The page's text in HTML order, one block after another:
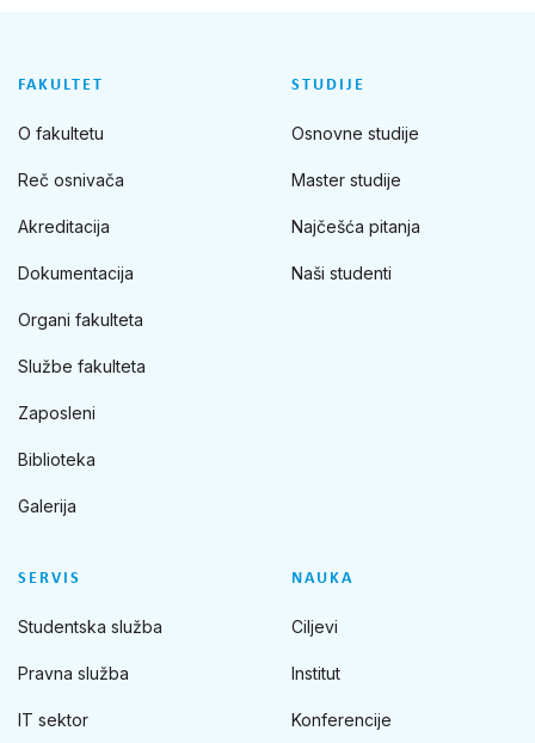
FAKULTET
O fakultetu
Reč osnivača
Akreditacija
Dokumentacija
Organi fakulteta
Službe fakulteta
Zaposleni
Biblioteka
Galerija
STUDIJE
Osnovne studije
Master studije
Najčešća pitanja
Naši studenti
SERVIS
Studentska služba
Pravna služba
IT sektor
NAUKA
Ciljevi
Institut
Konferencije